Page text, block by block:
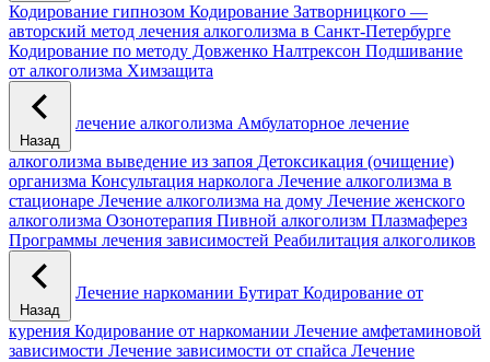
Кодирование гипнозом Кодирование Затворницкого —
авторский метод лечения алкоголизма в Санкт‑Петербурге
Кодирование по методу Довженко Налтрексон Подшивание
от алкоголизма Химзащита
Назад
лечение алкоголизма Амбулаторное лечение
алкоголизма выведение из запоя Детоксикация (очищение)
организма Консультация нарколога Лечение алкоголизма в
стационаре Лечение алкоголизма на дому Лечение женского
алкоголизма Озонотерапия Пивной алкоголизм Плазмаферез
Программы лечения зависимостей Реабилитация алкоголиков
Назад
Лечение наркомании Бутират Кодирование от
курения Кодирование от наркомании Лечение амфетаминовой
зависимости Лечение зависимости от спайса Лечение